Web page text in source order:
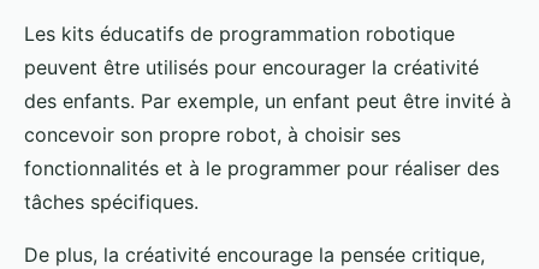
Les kits éducatifs de programmation robotique
peuvent être utilisés pour encourager la créativité
des enfants. Par exemple, un enfant peut être invité à
concevoir son propre robot, à choisir ses
fonctionnalités et à le programmer pour réaliser des
tâches spécifiques.
De plus, la créativité encourage la pensée critique,